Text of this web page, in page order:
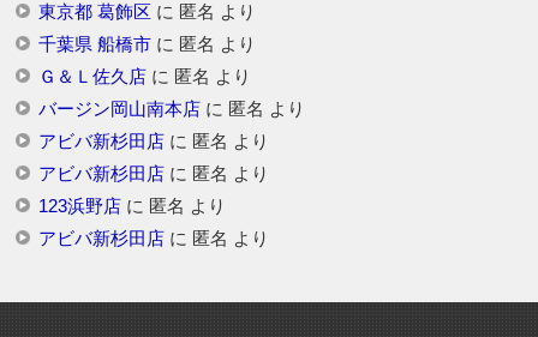
東京都 葛飾区 に 匿名 より
千葉県 船橋市に 匿名 より
Ｇ＆Ｌ佐久店に 匿名 より
バージン岡山南本店に 匿名 より
アビバ新杉田店に 匿名 より
アビバ新杉田店に 匿名 より
123浜野店に 匿名 より
アビバ新杉田店に 匿名 より